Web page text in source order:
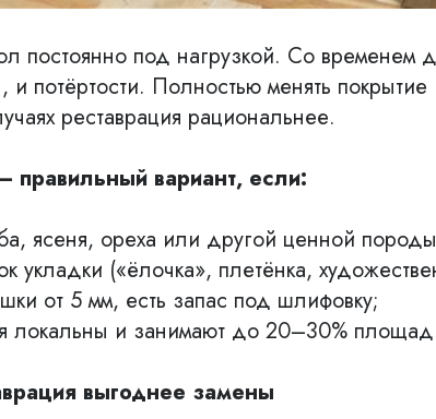
постоянно под нагрузкой. Со временем
и потёртости. Полностью менять
реставрация рациональнее.
правильный вариант, если:
ясеня, ореха или другой ценной
укладки («ёлочка», плетёнка,
от 5 мм, есть запас под шлифовку;
локальны и занимают до 20–30%
выгоднее замены